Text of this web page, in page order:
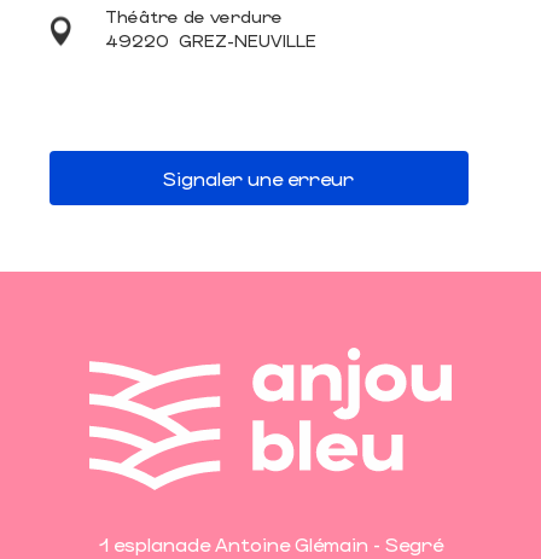
Théâtre de verdure
49220 GREZ-NEUVILLE
Signaler une erreur
1 esplanade Antoine Glémain - Segré